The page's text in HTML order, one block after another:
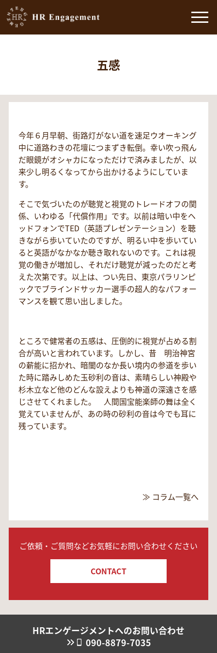
五感
今年６月早朝、街路灯がない道を速足ウオーキング
中に道路わきの花壇につまずき転倒。幸い吹っ飛ん
だ眼鏡がオシャカになっただけで済みましたが、以
来少し明るくなってから出かけるようにしていま
す。
そこで気づいたのが聴覚と視覚のトレードオフの関
係、いわゆる「代償作用」です。以前は暗い中をヘ
ッドフォンでTED（英語プレゼンテーション）を聴
きながら歩いていたのですが、明るい中を歩いてい
ると英語がなかなか聴き取れないのです。これは視
覚の働きが増加し、それだけ聴覚が減ったのだと考
えた次第です。以上は、つい先日、東京パラリンピ
ックでブラインドサッカー選手の超人的なパフォー
マンスを観て思い出しました。
ところで健常者の五感は、圧倒的に視覚が占める割
合が高いと言われています。しかし、昔 明治神宮
の薪能に招かれ、暗闇のなか長い境内の参道を歩い
た時に踏みしめた玉砂利の音は、素晴らしい神殿や
杉木立など他のどんな設えよりも神道の深遠さを感
じさせてくれました。 人間国宝能楽師の舞は全く
覚えていませんが、あの時の砂利の音は今でも耳に
残っています。
≫ コラム一覧へ
ご依頼・ご質問などお気軽にお問い合わせください
CONTACT
HRエンゲージメントへのお問い合わせ
090-8879-7035